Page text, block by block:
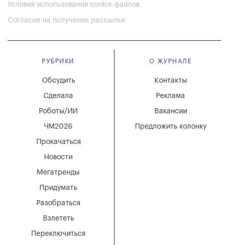
Условия использования cookie-файлов
Согласие на получение рассылки
РУБРИКИ
Мегатренды
Придумать
Разобраться
Взлететь
Новости
Переключиться
Обсудить
Сделала
Роботы/ИИ
ЧМ2026
Прокачаться
О ЖУРНАЛЕ
Вакансии
Реклама
Контакты
Предложить колонку